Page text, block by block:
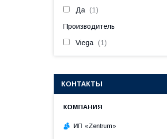
Да 1
Производитель
Viega 1
КОНТАКТЫ
ИП «Zentrum»